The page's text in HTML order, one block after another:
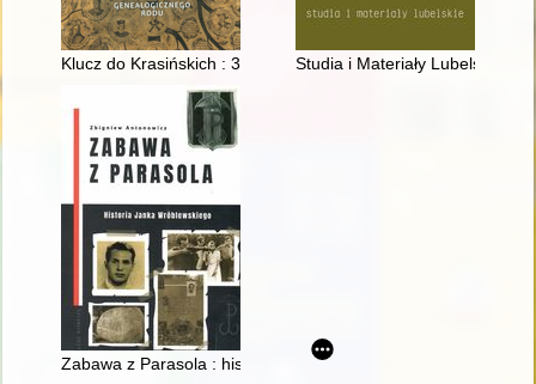
Klucz do Krasińskich : 300 lat opinogórskiej makaty drzewa
Studia i Materiały Lubelskie. T.
Zabawa z Parasola : historia Janka Wróblewskiego